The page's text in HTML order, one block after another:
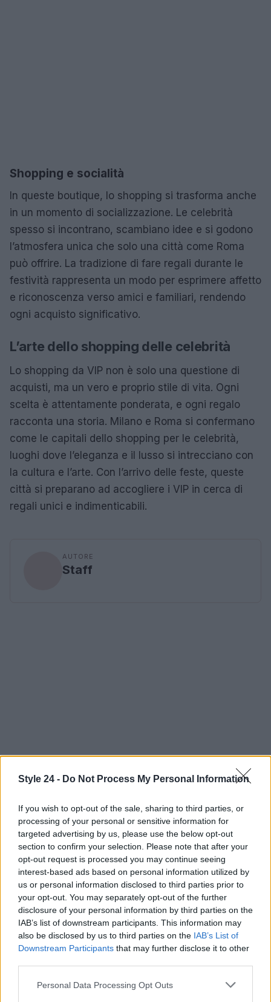
Style 24 - Do Not Process My Personal Information
If you wish to opt-out of the sale, sharing to third parties, or
processing of your personal or sensitive information for
targeted advertising by us, please use the below opt-out
section to confirm your selection. Please note that after your
opt-out request is processed you may continue seeing
interest-based ads based on personal information utilized by
us or personal information disclosed to third parties prior to
your opt-out. You may separately opt-out of the further
disclosure of your personal information by third parties on the
IAB’s list of downstream participants. This information may
also be disclosed by us to third parties on the IAB’s List of
Downstream Participants that may further disclose it to other
Please note that this website/app uses one or more Google
Personal Data Processing Opt Outs
Shopping e socialità
In queste boutique, lo shopping si trasforma anche
in un momento di socializzazione. Le celebrità
spesso si incontrano, scambiano idee e si godono
l’atmosfera unica che solo una città come Roma
può offrire. La tradizione di fare regali durante le
festività rappresenta un modo per esprimere affetto
e riconoscenza verso amici e familiari, rendendo
ogni acquisto significativo.
L’arte dello shopping delle celebrità
Lo shopping da VIP non è solo una questione di
acquisti, ma un vero e proprio stile di vita. Ogni
scelta è attentamente ponderata, e ogni regalo
racconta una storia. Milano e Roma si confermano
come le capitali dello shopping per le celebrità,
luoghi dove l’eleganza e il lusso si intrecciano con
la cultura e l’arte. Con l’arrivo delle feste, queste
città si preparano ad accogliere i VIP in cerca di
regali unici e indimenticabili.
AUTORE
Staff
Continua a leggere
LIFESTYLE